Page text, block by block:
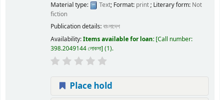
Material type:
Text; Format: print; Literary form: Not
fiction
Publication details:বাংলাদেশ
Availability:Items available for loan: Call number:
398.2049144 লোকসা (1).
Place hold